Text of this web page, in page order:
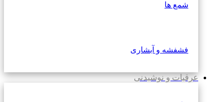
شمع ها
فشفشه و آبشاری
عرقیات و نوشیدنی